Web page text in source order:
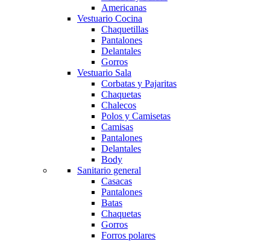
Americanas
Vestuario Cocina
Chaquetillas
Pantalones
Delantales
Gorros
Vestuario Sala
Corbatas y Pajaritas
Chaquetas
Chalecos
Polos y Camisetas
Camisas
Pantalones
Delantales
Body
Sanitario general
Casacas
Pantalones
Batas
Chaquetas
Gorros
Forros polares